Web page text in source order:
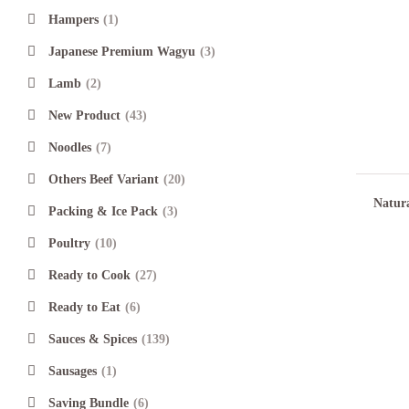
Hampers (1)
Japanese Premium Wagyu (3)
Lamb (2)
New Product (43)
Noodles (7)
Others Beef Variant (20)
Packing & Ice Pack (3)
Poultry (10)
Ready to Cook (27)
Ready to Eat (6)
Sauces & Spices (139)
Sausages (1)
Saving Bundle (6)